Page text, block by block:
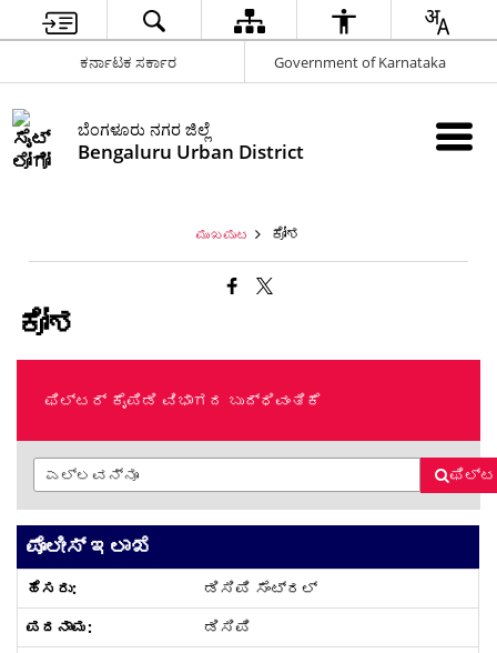
ಕರ್ನಾಟಕ ಸರ್ಕಾರ Government of Karnataka
ಬೆಂಗಳೂರು ನಗರ ಜಿಲ್ಲೆ
Bengaluru Urban District
ಮುಖಪುಟ ಕೋಶ
ಕೋಶ
ಫಿಲ್ಟರ್ ಕೈಪಿಡಿ ವಿಭಾಗದ ಬುದ್ಧಿವಂತಿಕೆ
ಪೊಲೀಸ್ ಇಲಾಖೆ
ಡಿಸಿಪಿ ಸೆಂಟ್ರಲ್
ಡಿಸಿಪಿ